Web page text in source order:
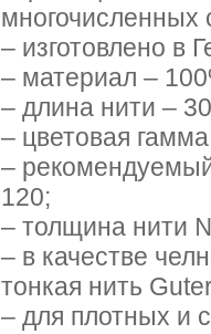
многочисленных
– изготовлено в
– материал –
– длина нити –
– цветовая
–
120;
– толщина нити
– в качестве
тонкая нить
– для плотных и